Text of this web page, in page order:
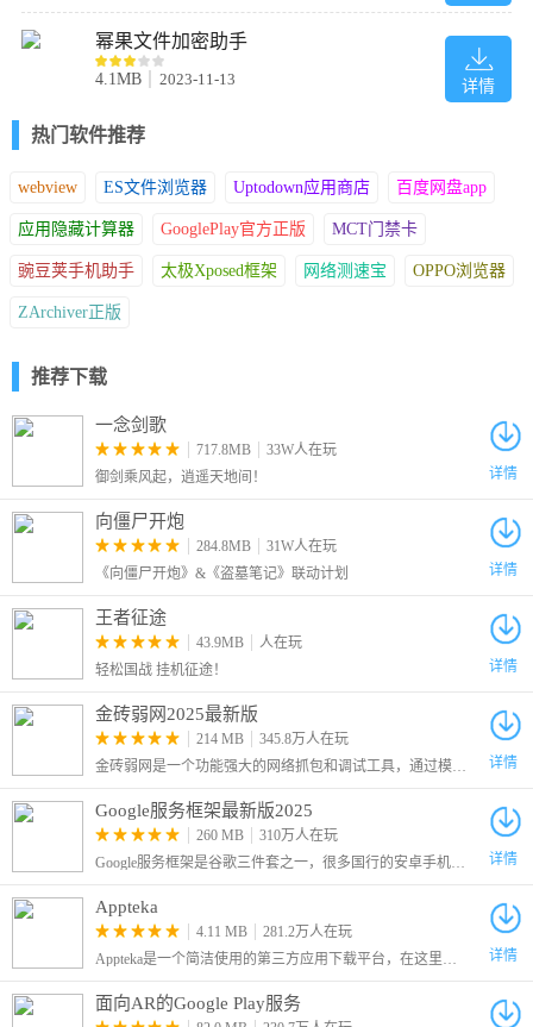
详情
幂果文件加密助手
4.1MB 2023-11-13
热门软件推荐
webview ES文件浏览器 Uptodown应用商店 百度网盘app
应用隐藏计算器 GooglePlay官方正版 MCT门禁卡
豌豆荚手机助手 太极Xposed框架 网络测速宝 OPPO浏览器
ZArchiver正版
推荐下载
一念剑歌
717.8MB
33W人在玩
御剑乘风起，逍遥天地间！
详情
向僵尸开炮
284.8MB
31W人在玩
《向僵尸开炮》&《盗墓笔记》联动计划
详情
王者征途
43.9MB
人在玩
轻松国战 挂机征途！
详情
金砖弱网2025最新版
214 MB
345.8万人在玩
金砖弱网是一个功能强大的网络抓包和调试工具，通过模拟各种弱网环境，帮助确保应用程序在不同网络条件下的表现和稳定性，是开发和测试人员的一个有力辅助工具。
详情
Google服务框架最新版2025
260 MB
310万人在玩
Google服务框架是谷歌三件套之一，很多国行的安卓手机没有原生的安卓电子市场，许多软件和游戏都是需要谷歌框架才可以运行的，因此这里给大家带来了最新版的Google Services Framework
详情
Appteka
4.11 MB
281.2万人在玩
Appteka是一个简洁使用的第三方应用下载平台，在这里为大家收录了谷歌商店的大多数应用，只要不是特别冷门的，我们就可以在这里找到。
详情
面向AR的Google Play服务